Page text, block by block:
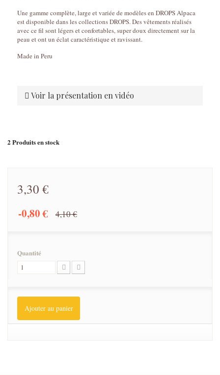
Une gamme complète, large et variée de modèles en DROPS Alpaca
est disponible dans les collections DROPS. Des vêtements réalisés
avec ce fil sont légers et confortables, super doux directement sur la
peau et ont un éclat caractéristique et ravissant.
Made in Peru
Voir la présentation en vidéo
2 Produits en stock
3,30 €
-0,80 € 4,10 €
Quantité
Ajouter au panier